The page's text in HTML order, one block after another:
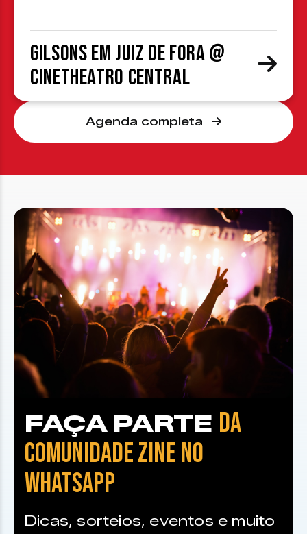
Gilsons em Juiz de Fora @
CineTheatro Central
Agenda completa
FAÇA PARTE DA
COMUNIDADE ZINE NO
WHATSAPP
Dicas, sorteios, eventos e muito